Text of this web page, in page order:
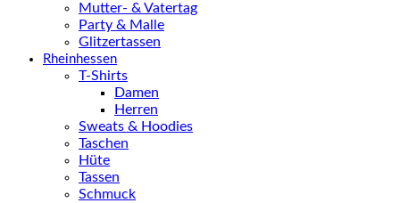
Mutter- & Vatertag
Party & Malle
Glitzertassen
Rheinhessen
T-Shirts
Damen
Herren
Sweats & Hoodies
Taschen
Hüte
Tassen
Schmuck